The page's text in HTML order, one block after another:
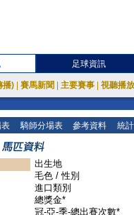
足球資訊
播) 賽馬新聞 主要賽事 視聽播
騎師分場表 參考資料 統
出生地
毛色 / 性別
進口類別
總獎金*
冠-亞-季-總出賽次數*